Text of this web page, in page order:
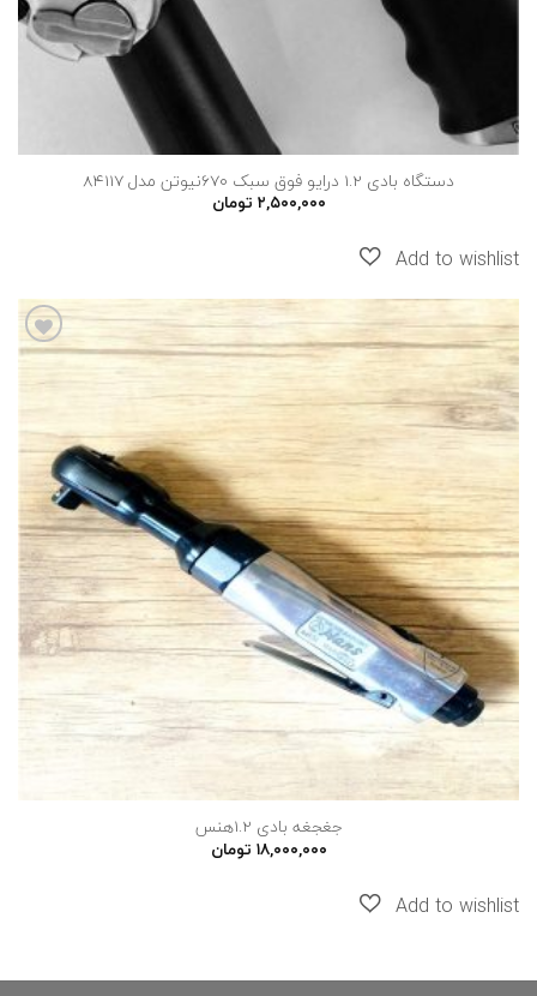
دستگاه بادی 1.2 درایو فوق سبک 670نیوتن مدل 84117
۲,۵۰۰,۰۰۰ تومان
علاقه
مندی
ها
جغجغه بادی 1.2هنس
۱۸,۰۰۰,۰۰۰ تومان